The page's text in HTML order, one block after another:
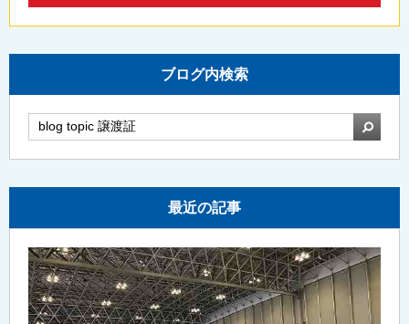
ブログ内検索
検索
最近の記事